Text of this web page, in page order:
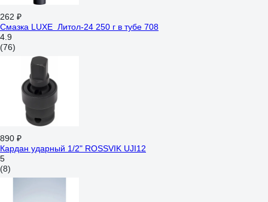
262 ₽
Смазка LUXЕ Литол-24 250 г в тубе 708
4.9
(76)
890 ₽
Кардан ударный 1/2" ROSSVIK UJI12
5
(8)